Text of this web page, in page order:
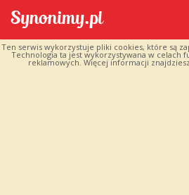
Ten serwis wykorzystuje pliki cookies, które są
Technologia ta jest wykorzystywana w celach
reklamowych. Więcej informacji